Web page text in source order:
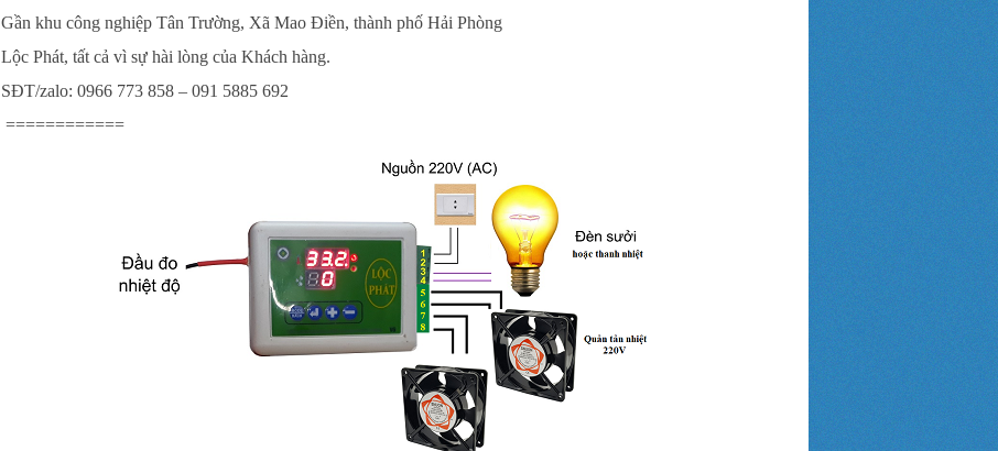
Gần khu công nghiệp Tân Trường, Xã Mao Điền, thành phố Hải Phòng
Lộc Phát, tất cả vì sự hài lòng của Khách hàng.
SĐT/zalo: 0966 773 858 – 091 5885 692
============